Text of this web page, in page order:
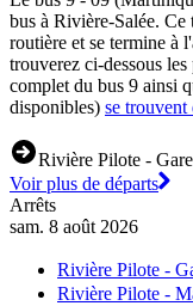
bus à Rivière-Salée.
routière et se termine à
trouverez ci-dessous
complet du bus 9 ainsi
disponibles) se trouvent
Rivière Pilote -
Voir plus de départs
Arrêts
sam. 8 août 2026
Rivière Pilote -
Rivière Pilote -